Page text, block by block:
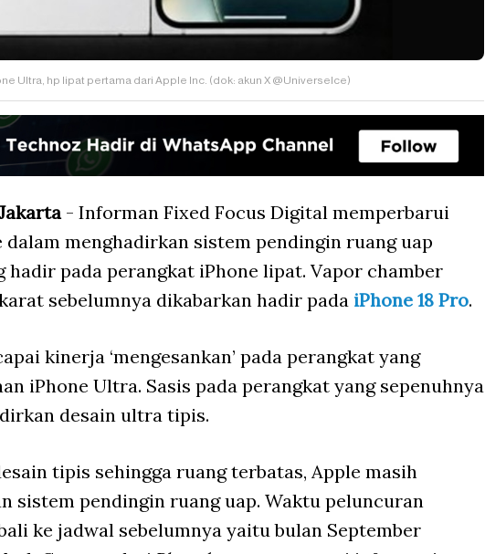
Ultra, hp lipat pertama dari Apple Inc. (dok: akun X @UniverseIce)
- Informan Fixed Focus Digital memperbarui
menghadirkan sistem pendingin ruang uap
hadir pada perangkat iPhone lipat. Vapor chamber
sebelumnya dikabarkan hadir pada iPhone 18 Pro.
kinerja ‘mengesankan’ pada perangkat yang
iPhone Ultra. Sasis pada perangkat yang sepenuhnya
desain ultra tipis.
tipis sehingga ruang terbatas, Apple masih
sistem pendingin ruang uap. Waktu peluncuran
ke jadwal sebelumnya yaitu bulan September